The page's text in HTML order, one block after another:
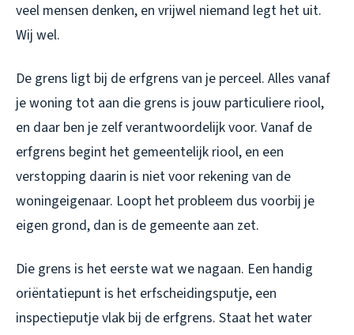
veel mensen denken, en vrijwel niemand legt het uit.
Wij wel.
De grens ligt bij de erfgrens van je perceel. Alles vanaf
je woning tot aan die grens is jouw particuliere riool,
en daar ben je zelf verantwoordelijk voor. Vanaf de
erfgrens begint het gemeentelijk riool, en een
verstopping daarin is niet voor rekening van de
woningeigenaar. Loopt het probleem dus voorbij je
eigen grond, dan is de gemeente aan zet.
Die grens is het eerste wat we nagaan. Een handig
oriëntatiepunt is het erfscheidingsputje, een
inspectieputje vlak bij de erfgrens. Staat het water